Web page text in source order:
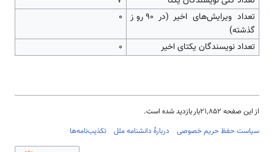
تعداد ویرایش‌های اخیر (در ۹۰ روز
گذشته)
۰
تعداد نویسندگان یکتای اخیر ۰
از این صفحه ۲۱٬۸۵۲بار بازدید شده است.
سیاست حفظ حریم خصوصی
دربارهٔ دانشنامه ملل تکذیب‌نامه‌ها